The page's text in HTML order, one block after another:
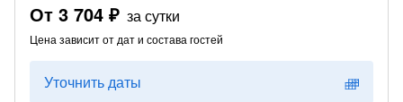
От 3 704 ₽ за сутки
Цена зависит от дат и состава гостей
Уточнить даты